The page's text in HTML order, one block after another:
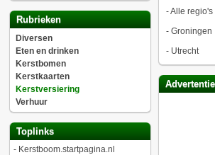
Rubrieken
Diversen
Eten en drinken
Kerstbomen
Kerstkaarten
Kerstversiering
Verhuur
Toplinks
- Kerstboom.startpagina.nl
-Alle regio's
- Groningen
- Utrecht